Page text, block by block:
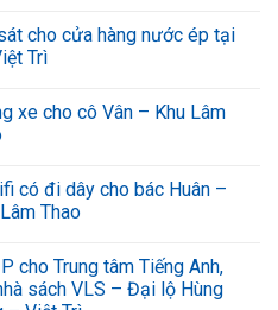
cho cửa hàng nước ép tại
Trì
xe cho cô Vân – Khu Lâm
có đi dây cho bác Huân –
Thao
cho Trung tâm Tiếng Anh,
sách VLS – Đại lộ Hùng